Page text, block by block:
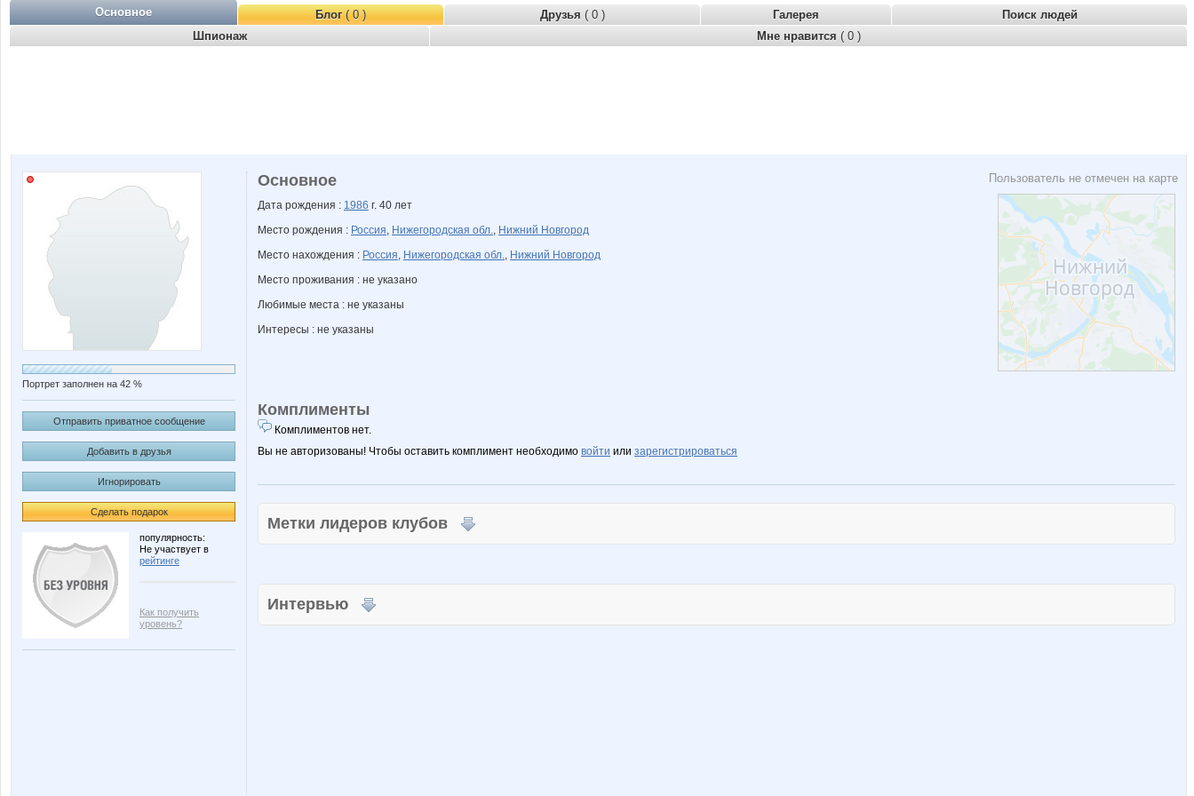
Основное Блог( 0 ) Друзья ( 0 ) Галерея
Поиск людей
Шпионаж
Мне нравится ( 0 )
Портрет заполнен на 42 %
Отправить приватное сообщение
Добавить в друзья
Игнорировать
Сделать подарок
популярность:
Не участвует в
рейтинге
Как получить
уровень?
Пользователь не отмечен на карте
Основное
Дата рождения : 1986 г. 40 лет
Место рождения : Россия, Нижегородская обл., Нижний Новгород
Место нахождения : Россия, Нижегородская обл., Нижний Новгород
Место проживания : не указано
Любимые места : не указаны
Интересы : не указаны
Комплименты
Комплиментов нет.
Вы не авторизованы! Чтобы оставить комплимент необходимо войти или зарегистрироваться
Метки лидеров клубов
Интервью